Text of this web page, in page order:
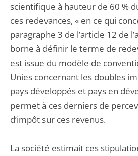
scientifique à hauteur de 60 %
ces redevances, « en ce qui
paragraphe 3 de l’article 12 de
borne à définir le terme de
est issue du modèle de
Unies concernant les doubles
pays développés et pays en
permet à ces derniers de
d’impôt sur ces revenus.
La société estimait ces